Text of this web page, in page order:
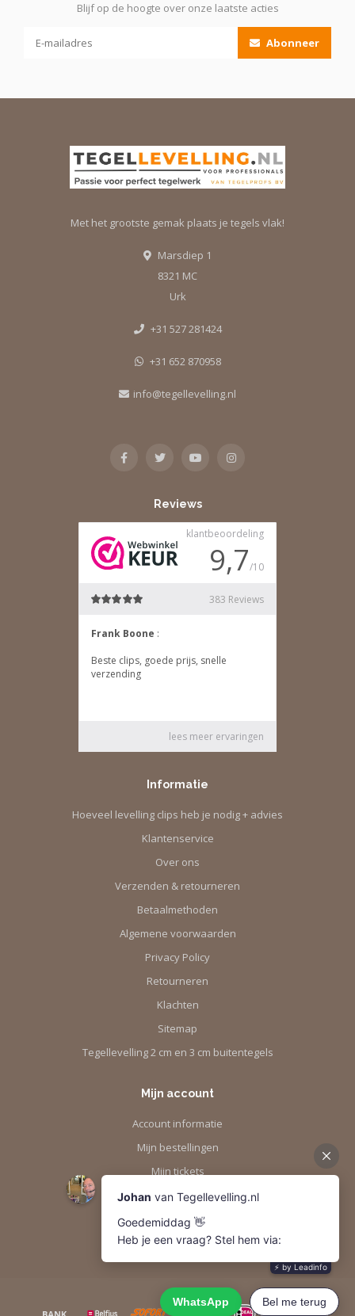
Blijf op de hoogte over onze laatste acties
Abonneer
Met het grootste gemak plaats je tegels vlak!
Marsdiep 1
8321 MC
Urk
+31 527 281424
+31 652 870958
info@tegellevelling.nl
Reviews
Informatie
Hoeveel levelling clips heb je nodig + advies
Klantenservice
Over ons
Verzenden & retourneren
Betaalmethoden
Algemene voorwaarden
Privacy Policy
Retourneren
Klachten
Sitemap
Tegellevelling 2 cm en 3 cm buitentegels
Mijn account
Account informatie
Mijn bestellingen
Mijn tickets
Mijn verlanglijst
Vergelijk
Alle producten